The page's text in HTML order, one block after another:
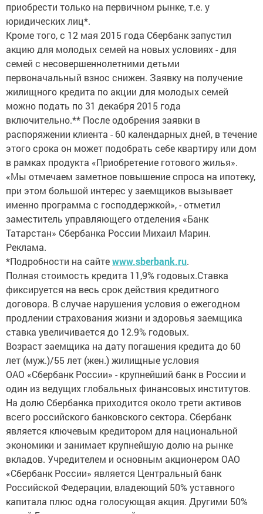
приобрести только на первичном рынке, т.е. у
юридических лиц*.
Кроме того, с 12 мая 2015 года Сбербанк запустил
акцию для молодых семей на новых условиях - для
семей с несовершеннолетними детьми
первоначальный взнос снижен. Заявку на получение
жилищного кредита по акции для молодых семей
можно подать по 31 декабря 2015 года
включительно.** После одобрения заявки в
распоряжении клиента - 60 календарных дней, в течение
этого срока он может подобрать себе квартиру или дом
в рамках продукта «Приобретение готового жилья».
«Мы отмечаем заметное повышение спроса на ипотеку,
при этом большой интерес у заемщиков вызывает
именно программа с господдержкой», - отметил
заместитель управляющего отделения «Банк
Татарстан» Сбербанка России Михаил Марин.
Реклама.
*Подробности на сайтеwww.sberbank.ru.
Полная стоимость кредита 11,9% годовых.Ставка
фиксируется на весь срок действия кредитного
договора. В случае нарушения условия о ежегодном
продлении страхования жизни и здоровья заемщика
ставка увеличивается до 12.9% годовых.
Возраст заемщика на дату погашения кредита до 60
лет (муж.)/55 лет (жен.) жилищные условия
ОАО «Сбербанк России» - крупнейший банк в России и
один из ведущих глобальных финансовых институтов.
На долю Сбербанка приходится около трети активов
всего российского банковского сектора. Сбербанк
является ключевым кредитором для национальной
экономики и занимает крупнейшую долю на рынке
вкладов. Учредителем и основным акционером ОАО
«Сбербанк России» является Центральный банк
Российской Федерации, владеющий 50% уставного
капитала плюс одна голосующая акция. Другими 50%